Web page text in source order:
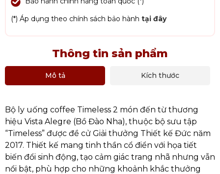
(*) Áp dụng theo chính sách bảo hành tại đây
Thông tin sản phẩm
Mô tả Kích thước
Bộ ly uống coffee Timeless 2 món đến từ thương
hiệu Vista Alegre (Bồ Đào Nha), thuộc bộ sưu tập
“Timeless” được đề cử Giải thưởng Thiết kế Đức năm
2017. Thiết kế mang tinh thần cổ điển với họa tiết
biến đổi sinh động, tạo cảm giác trang nhã nhưng vẫn
nổi bật, phù hợp cho những khoảnh khắc thưởng